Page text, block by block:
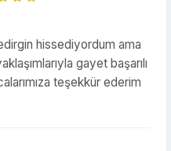
hissediyordum ama
gayet başarılı
teşekkür ederim